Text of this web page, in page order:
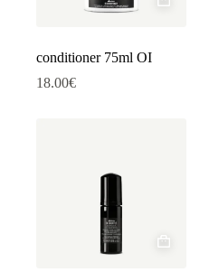
conditioner 75ml OI
18.00€